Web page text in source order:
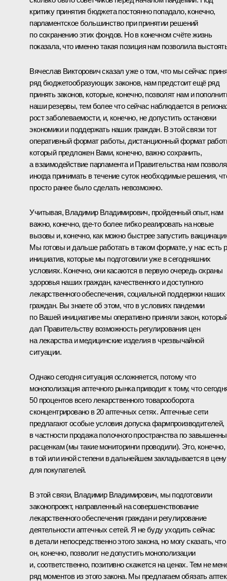
критику принятия бюджета постоянно попадало, конечно,
парламентское большинство при принятии решений
по сохранению этих фондов. Но в конечном счёте жизнь
показала, что именно такая позиция нам позволила
Вячеслав Викторович сказал уже о том, что мы сейчас
ряд бюджетообразующих законов, нам предстоит ещё ряд
принять законов, которые, конечно, позволят нам и
наши резервы, тем более что сейчас наблюдается в
рост заболеваемости, и, конечно, не допустить остановки
экономики и поддержать наших граждан. В этой связи тот
оперативный формат работы, дистанционный формат
который предложен Вами, конечно, важно сохранить,
а взаимодействие парламента и Правительства нам
иногда принимать в течение суток необходимые решения,
просто ранее было сделать невозможно.
Учитывая, Владимир Владимирович, пройденный опыт, нам
важно, конечно, где-то более гибко реагировать на новые
вызовы и, конечно, как можно быстрее запустить
Мы готовы и дальше работать в таком формате, у нас есть
инициатив, которые мы подготовили уже в сегодняшних
условиях. Конечно, они касаются в первую очередь охраны
здоровья наших граждан, качественного и доступного
лекарственного обеспечения, социальной поддержки наших
граждан. Вы знаете об этом, что в условиях пандемии
по Вашей инициативе мы оперативно приняли закон,
дал Правительству возможность регулирования цен
на лекарства и медицинские изделия в чрезвычайной
ситуации.
Однако сегодня ситуация осложняется, потому что
монополизация аптечного рынка приводит к тому, что
50 процентов всего лекарственного товарооборота
сконцентрировано в 20 аптечных сетях. Аптечные сети
предлагают особые условия допуска фармпроизводителей,
в частности продажа полочного пространства по
расценкам (мы такие мониторинги проводили). Это, конечно,
в той или иной степени в дальнейшем закладывается в цену
для покупателей.
В этой связи, Владимир Владимирович, мы подготовили
законопроект, направленный на совершенствование
лекарственного обеспечения граждан и регулирование
деятельности аптечных сетей. Я не буду уходить сейчас
в детали непосредственно этого закона, но могу сказать, что
он, конечно, позволит не допустить монополизации
и, соответственно, позитивно скажется на ценах. Тем не
ряд моментов из этого закона. Мы предлагаем обязать